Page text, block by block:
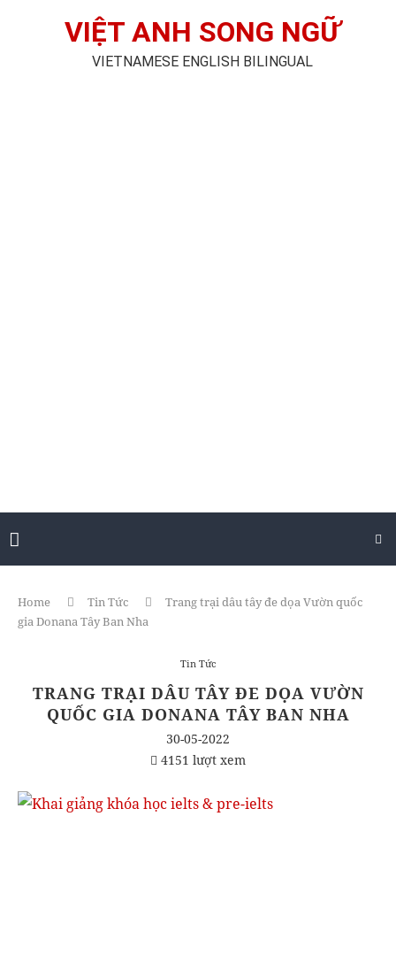
VIỆT ANH SONG NGỮ
VIETNAMESE ENGLISH BILINGUAL
Home Tin Tức
Trang trại dâu tây đe dọa Vườn quốc
gia Donana Tây Ban Nha
Tin Tức
TRANG TRẠI DÂU TÂY ĐE DỌA VƯỜN
QUỐC GIA DONANA TÂY BAN NHA
30-05-2022
4151 lượt xem